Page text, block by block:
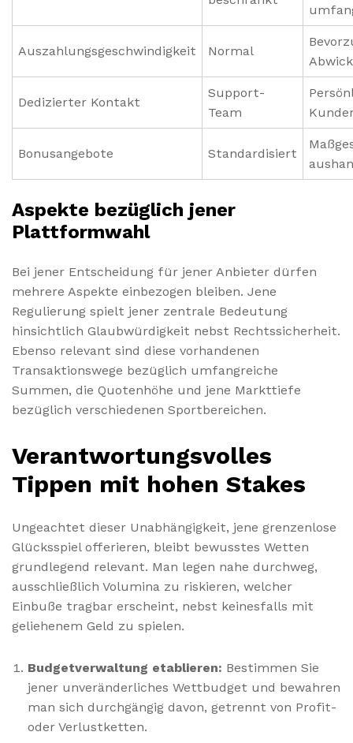
Auszahlungsgeschwindigkeit Normal
Dedizierter Kontakt
Support-
Team
Bonusangebote Standardisiert
Aspekte bezüglich jener
Plattformwahl
Bei jener Entscheidung für jener Anbieter dürfen
mehrere Aspekte einbezogen bleiben. Jene
Regulierung spielt jener zentrale Bedeutung
hinsichtlich Glaubwürdigkeit nebst Rechtssicherheit.
Ebenso relevant sind diese vorhandenen
Transaktionswege bezüglich umfangreiche
Summen, die Quotenhöhe und jene Markttiefe
bezüglich verschiedenen Sportbereichen.
Verantwortungsvolles
Tippen mit hohen Stakes
Ungeachtet dieser Unabhängigkeit, jene grenzenlose
Glücksspiel offerieren, bleibt bewusstes Wetten
grundlegend relevant. Man legen nahe durchweg,
ausschließlich Volumina zu riskieren, welcher
Einbuße tragbar erscheint, nebst keinesfalls mit
geliehenem Geld zu spielen.
Budgetverwaltung etablieren: Bestimmen Sie
jener unveränderliches Wettbudget und bewahren
man sich durchgängig davon, getrennt von Profit-
oder Verlustketten.